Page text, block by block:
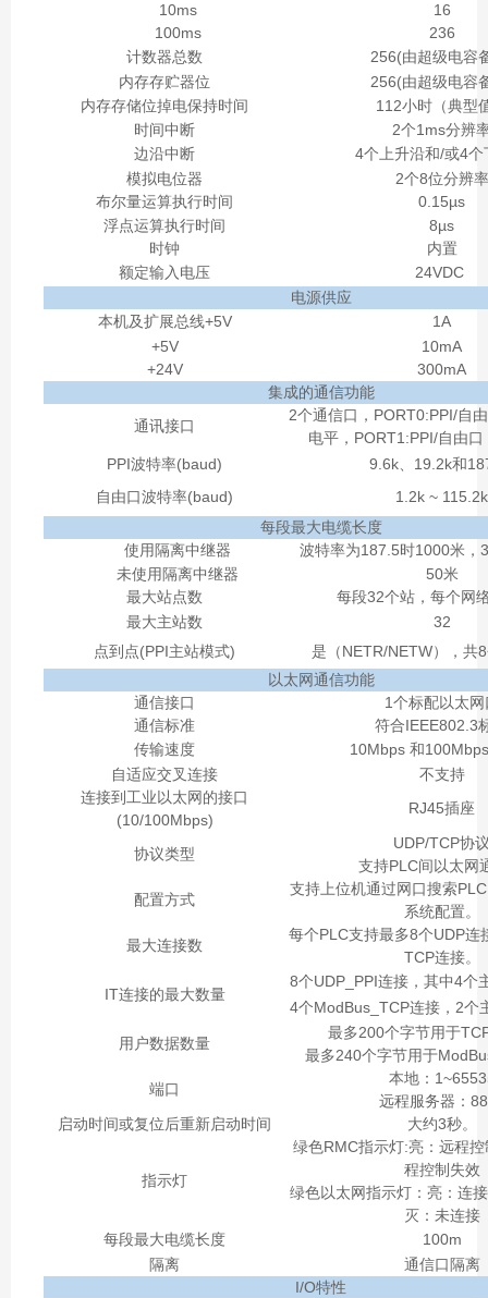
10ms
16
100ms
236
计数器总数
256(由超级电容
内存存贮器位
256(由超级电容
内存存储位掉电保持时间
112小时（典型
时间中断
2个1ms分辨
边沿中断
4个上升沿和/或4个
模拟电位器
2个8位分辨率
布尔量运算执行时间
0.15µs
浮点运算执行时间
8µs
时钟
内置
额定输入电压
24VDC
电源供应
本机及扩展总线+5V
1A
+5V
10mA
+24V
300mA
集成的通信功能
通讯接口
2个通信口，PORT0:PPI/自
电平，PORT1:PPI/自由
PPI波特率(baud)
9.6k、19.2k和
自由口波特率(baud)
1.2k ~ 115.2k
每段最大电缆长度
使用隔离中继器
波特率为187.5时1000米，
未使用隔离中继器
50米
最大站点数
每段32个站，每个网
最大主站数
32
点到点(PPI主站模式)
是（NETR/NETW），共
以太网通信功能
通信接口
1个标配以太网
通信标准
符合IEEE802.3
传输速度
10Mbps 和
自适应交叉连接
不支持
连接到工业以太网的接口
(10/100Mbps)
RJ45插座
协议类型
UDP/TCP协
支持PLC间以太网
配置方式
支持上位机通过网口搜索
系统配置。
最大连接数
每个PLC支持最多8个UDP连
TCP连接。
IT连接的最大数量
8个UDP_PPI连接，其中4个
4个ModBus_TCP连接，2个
用户数据数量
最多200个字节用于
最多240个字节用于
端口
本地：
远程服务器：
启动时间或复位后重新启动时间
大约3秒。
指示灯
绿色RMC指示灯:亮：远程
程控制失效
绿色以太网指示灯：亮：连
灭：未连接
每段最大电缆长度
100m
隔离
通信口隔离
I/O特性